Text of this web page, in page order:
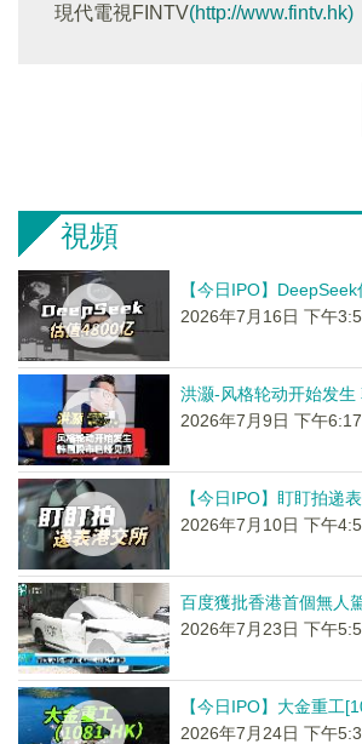
現代電視FINTV(http://www.fintv.hk)
視頻
【今日IPO】
2026年7月16日 下午
洪灏-风格轮动开始发生
2026年7月9日 下午6:17
【今日IPO】盯盯拍递
2026年7月10日 下午
百度獲批香港首個無人
2026年7月23日 下午
【今日IPO】大金重工
2026年7月24日 下午